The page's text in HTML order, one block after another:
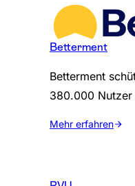
Betterment
Betterment
380.000 Nutzer
Mehr erfahren